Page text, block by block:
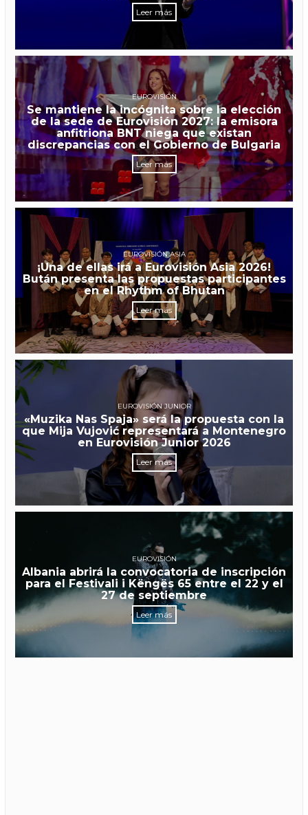
Leer más
EUROVISIÓN
Se mantiene la incógnita sobre la elección
de la sede de Eurovisión 2027: la emisora
anfitriona BNT niega que existan
discrepancias con el Gobierno de Bulgaria
Leer más
EUROVISIÓN ASIA
¡Una de ellas irá a Eurovisión Asia 2026!
Bután presenta las propuestas participantes
en el Rhythm of Bhutan
Leer más
EUROVISIÓN JUNIOR
«Muzika Nas Spaja» será la propuesta con la
que Mija Vujović representará a Montenegro
en Eurovisión Junior 2026
Leer más
EUROVISIÓN
Albania abrirá la convocatoria de inscripción
para el Festivali i Këngës 65 entre el 22 y el
27 de septiembre
Leer más